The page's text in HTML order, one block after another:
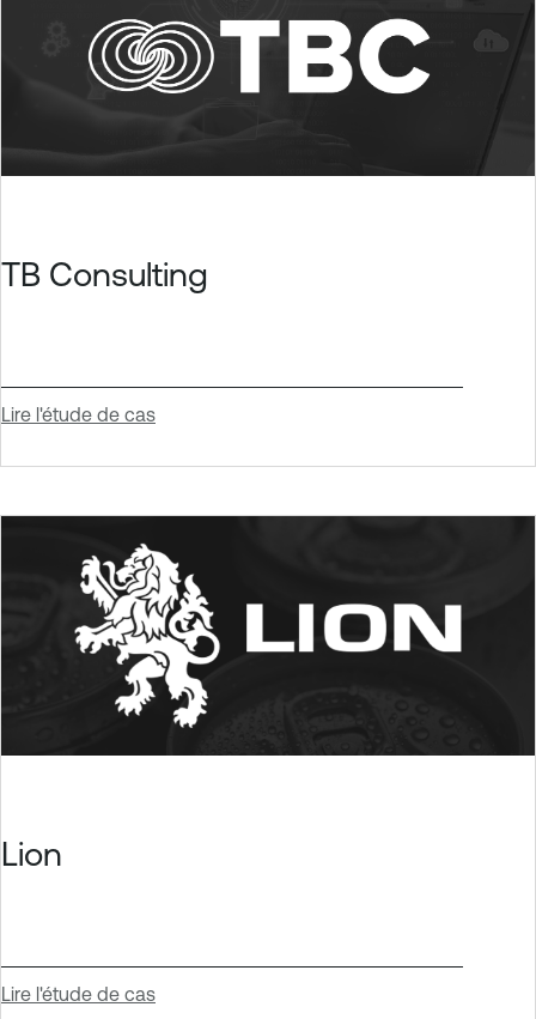
TB Consulting
Lire l'étude de cas
Lion
Lire l'étude de cas